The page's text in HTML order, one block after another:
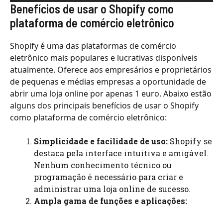
Benefícios de usar o Shopify como
plataforma de comércio eletrônico
Shopify é uma das plataformas de comércio
eletrônico mais populares e lucrativas disponíveis
atualmente. Oferece aos empresários e proprietários
de pequenas e médias empresas a oportunidade de
abrir uma loja online por apenas 1 euro. Abaixo estão
alguns dos principais benefícios de usar o Shopify
como plataforma de comércio eletrônico:
Simplicidade e facilidade de uso: Shopify se
destaca pela interface intuitiva e amigável.
Nenhum conhecimento técnico ou
programação é necessário para criar e
administrar uma loja online de sucesso.
Ampla gama de funções e aplicações: